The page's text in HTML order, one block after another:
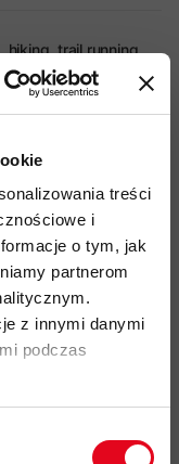
treści
i
o tym, jak
partnerom
z innymi danymi
podczas
hiking, trail running,
Polartec Power
temperaturę ciała,
wilgoci,
wewnątrz, zbiera
w celu
przyśpiesza
podczas